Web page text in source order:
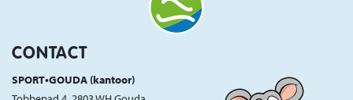
CONTACT
SPORT•GOUDA (kantoor)